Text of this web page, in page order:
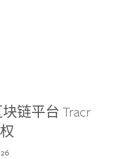
链平台 Tracr